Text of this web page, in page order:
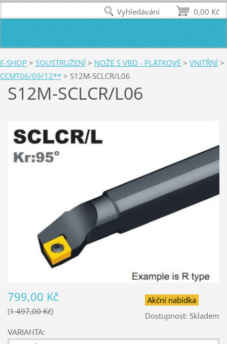
E-SHOP > SOUSTRUŽENÍ > NOŽE S VBD - PLÁTKOVÉ > VNITŘNÍ >
CCMT06/09/12** > S12M-SCLCR/L06
S12M-SCLCR/L06
Akční nabídka
Dostupnost: Skladem
799,00 Kč
1 497,00 Kč
VARIANTA:
0,00 Kč
Vyhledávání